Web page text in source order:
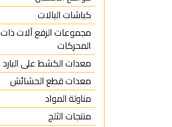
كباشات البالات
مجموعات الرفع آلات ذات
المحركات
معدات الكشط على البارد
معدات قطع الحشائش
مناولة المواد
منتجات الثلج